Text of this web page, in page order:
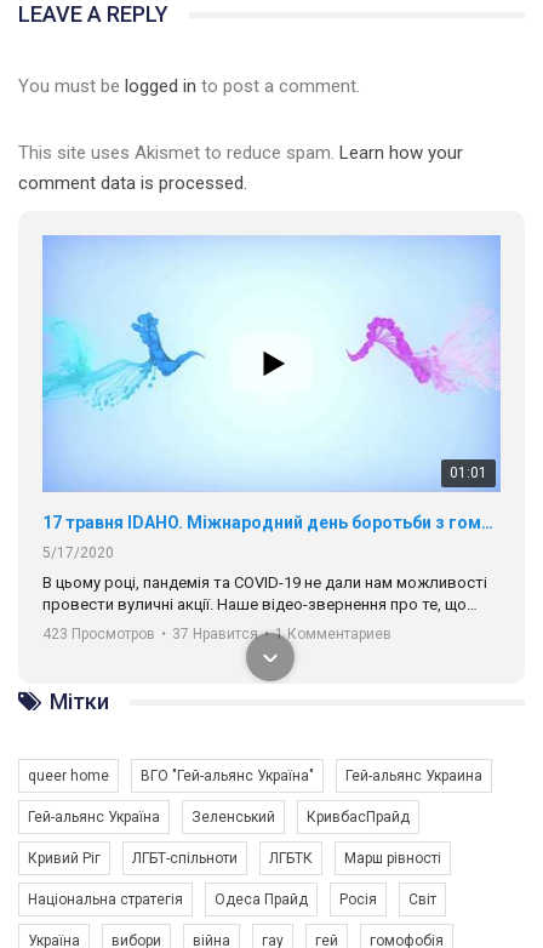
LEAVE A REPLY
You must be logged in to post a comment.
This site uses Akismet to reduce spam. Learn how your
comment data is processed.
01:01
17 травня IDAHO. Міжнародний день боротьби з гомофобією трансфобією і біфобія.
5/17/2020
В цьому році, пандемія та COVІD-19 не дали нам можливості
провести вуличні акції. Наше відео-звернення про те, що
навіть коли ми у різних містах та не можемо зустрінеться, ми
разом. Ми закликаємо всіх хто поділяє цінності рівності та
солідарності, приєднатися до нас. Регіональні підрозділи
ГАУ є в 16 областях України.
Разом наш голос лунає гучніше!
423 Просмотров • 37 Нравится • 1 Комментариев
Мітки
queer home ВГО "Гей-альянс Україна" Гей-альянс Украина
Гей-альянс Україна Зеленський КривбасПрайд
Кривий Ріг ЛГБТ-спільноти ЛГБТК Марш рівності
Національна стратегія Одеса Прайд Росія Світ
Україна вибори війна гау гей гомофобія